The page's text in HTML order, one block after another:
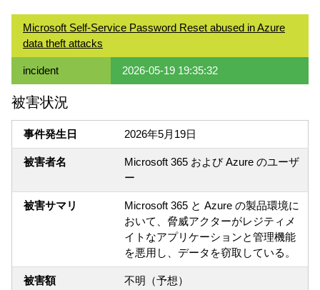
Microsoft Self-Service Password Reset abused in Azure
data theft attacks
incident 2026-05-19 19:35:32
被害状況
事件発生日 2026年5月19日
被害者名
Microsoft 365 および Azure のユーザ
ー
被害サマリ
Microsoft 365 と Azure の製品環境に
おいて、脅威アクターがレジティメ
イトなアプリケーションと管理機能
を悪用し、データを窃取している。
被害額 不明（予想）